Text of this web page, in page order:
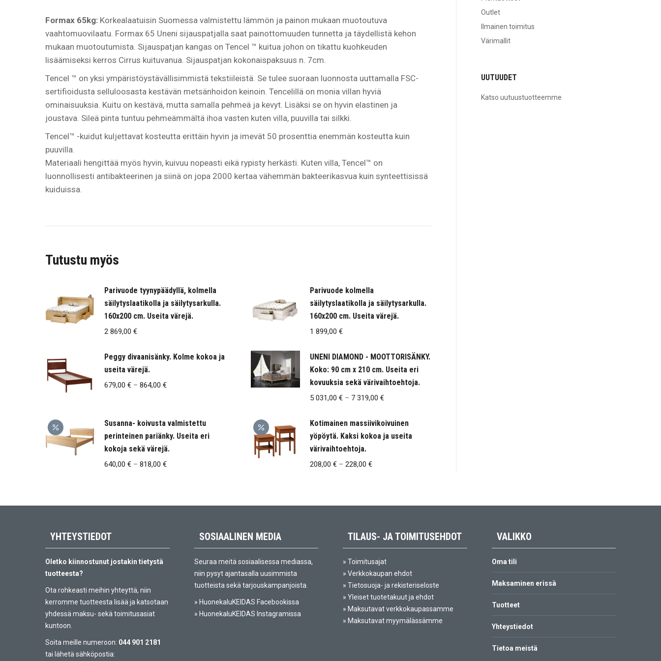
Formax 65kg: Korkealaatuisin Suomessa valmistettu lämmön ja painon mukaan muotoutuva
vaahtomuovilaatu. Formax 65 Uneni sijauspatjalla saat painottomuuden tunnetta ja täydellistä kehon
mukaan muotoutumista. Sijauspatjan kangas on Tencel ™ kuitua johon on tikattu kuohkeuden
lisäämiseksi kerros Cirrus kuituvanua. Sijauspatjan kokonaispaksuus n. 7cm.
Tencel ™ on yksi ympäristöystävällisimmistä tekstiileistä. Se tulee suoraan luonnosta uuttamalla FSC-
sertifioidusta selluloosasta kestävän metsänhoidon keinoin. Tencelillä on monia villan hyviä
ominaisuuksia. Kuitu on kestävä, mutta samalla pehmeä ja kevyt. Lisäksi se on hyvin elastinen ja
joustava. Sileä pinta tuntuu pehmeämmältä ihoa vasten kuten villa, puuvilla tai silkki.
Tencel™ -kuidut kuljettavat kosteutta erittäin hyvin ja imevät 50 prosenttia enemmän kosteutta kuin
puuvilla.
Materiaali hengittää myös hyvin, kuivuu nopeasti eikä rypisty herkästi. Kuten villa, Tencel™ on
luonnollisesti antibakteerinen ja siinä on jopa 2000 kertaa vähemmän bakteerikasvua kuin synteettisissä
kuiduissa.
Tutustu myös
Parivuode tyynypäädyllä, kolmella
säilytyslaatikolla ja säilytysarkulla.
160x200 cm. Useita värejä.
2 869,00 €
Parivuode kolmella
säilytyslaatikolla ja säilytysarkulla.
160x200 cm. Useita värejä.
1 899,00 €
Peggy divaanisänky. Kolme kokoa ja
useita värejä.
679,00 € – 864,00 €Hintaluokka:
864,00 €
UNENI DIAMOND - MOOTTORISÄNKY.
Koko: 90 cm x 210 cm. Useita eri
kovuuksia sekä värivaihtoehtoja.
5 031,00 € – 7 319,00 €Hintaluokka:
031,00 €
-
Susanna- koivusta valmistettu
perinteinen pariänky. Useita eri
kokoja sekä värejä.
640,00 € – 818,00 €Hintaluokka:
818,00 €
Kotimainen massiivikoivuinen
yöpöytä. Kaksi kokoa ja useita
värivaihtoehtoja.
208,00 € – 228,00 €Hintaluokka:
228,00 €
Outlet
Ilmainen toimitus
Värimallit
UUTUUDET
Katso uutuustuotteemme
YHTEYSTIEDOT
Oletko kiinnostunut jostakin tietystä
tuotteesta?
Ota rohkeasti meihin yhteyttä, niin
kerromme tuotteesta lisää ja katsotaan
yhdessä maksu- sekä toimitusasiat
kuntoon.
Soita meille numeroon: 044 901 2181
tai lähetä sähköpostia:
SOSIAALINEN MEDIA
Seuraa meitä sosiaalisessa mediassa,
niin pysyt ajantasalla uusimmista
tuotteista sekä tarjouskampanjoista.
» HuonekaluKEIDAS Facebookissa
» HuonekaluKEIDAS Instagramissa
TILAUS- JA TOIMITUSEHDOT
» Toimitusajat
» Verkkokaupan ehdot
» Tietosuoja- ja rekisteriseloste
» Yleiset tuotetakuut ja ehdot
» Maksutavat verkkokaupassamme
» Maksutavat myymälässämme
VALIKKO
Oma tili
Maksaminen erissä
Tuotteet
Yhteystiedot
Tietoa meistä